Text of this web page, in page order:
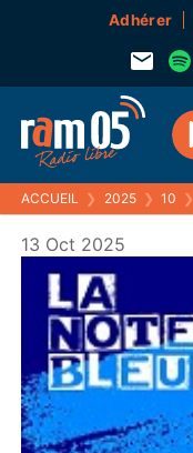
Adhérer
ACCUEIL ❯ 2025 ❯ 10 ❯
13 Oct 2025